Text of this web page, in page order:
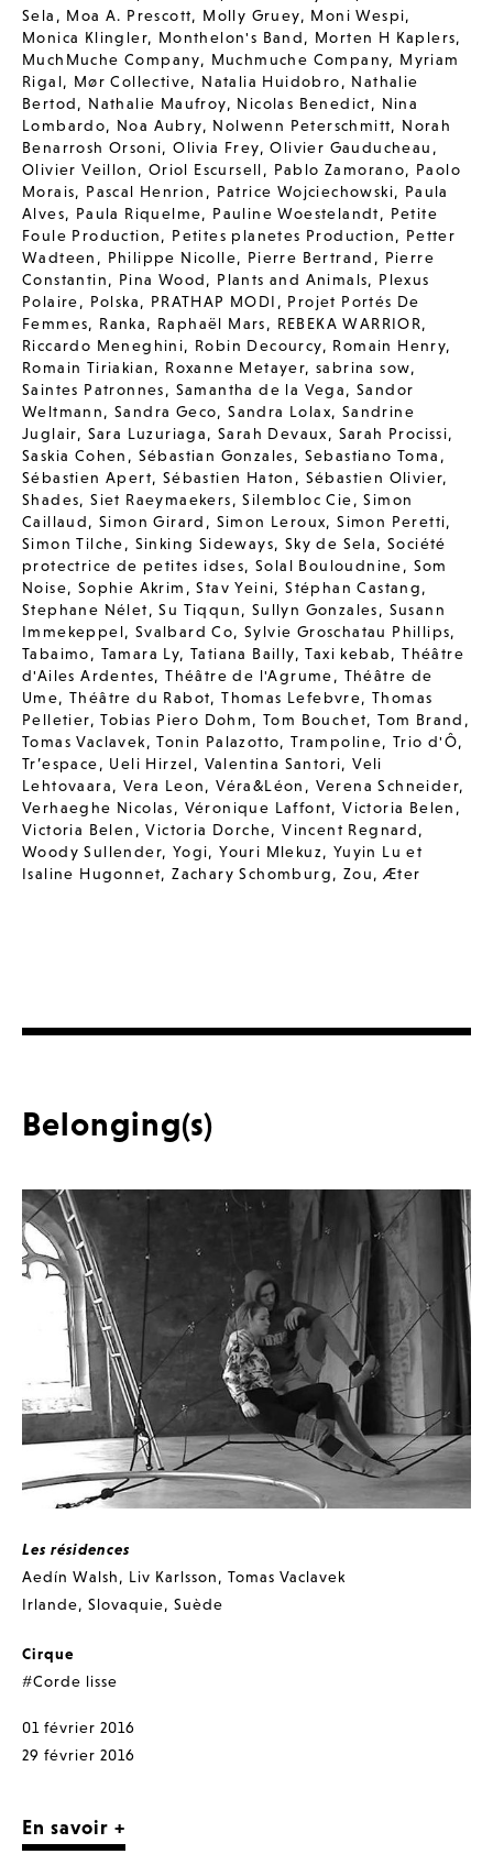
Sela , Moa A. Prescott, Molly Gruey, Moni Wespi,
Monica Klingler, Monthelon's Band, Morten H Kaplers,
MuchMuche Company, Muchmuche Company, Myriam
Rigal, Mør Collective,Natalia Huidobro,Nathalie
Bertod,Nathalie Maufroy,Nicolas Benedict, Nina
Lombardo,Noa Aubry,Nolwenn Peterschmitt,Norah
Benarrosh Orsoni,Olivia Frey,Olivier Gauducheau ,
Olivier Veillon, Oriol Escursell, Pablo Zamorano, Paolo
Morais, Pascal Henrion , Patrice Wojciechowski, Paula
Alves, Paula Riquelme, Pauline Woestelandt, Petite
Foule Production, Petites planetes Production, Petter
Wadteen , Philippe Nicolle, Pierre Bertrand , Pierre
Constantin, Pina Wood, Plants and Animals, Plexus
Polaire, Polska, PRATHAP MODI , Projet Portés De
Femmes, Ranka, Raphaël Mars, REBEKA WARRIOR,
Riccardo Meneghini, Robin Decourcy, Romain Henry,
Romain Tiriakian, Roxanne Metayer,sabrina sow,
Saintes Patronnes, Samantha de la Vega,Sandor
Weltmann,Sandra Geco,Sandra Lolax, Sandrine
Juglair, Sara Luzuriaga,Sarah Devaux, Sarah Procissi,
Saskia Cohen , Sébastian Gonzales, Sebastiano Toma ,
Sébastien Apert, Sébastien Haton , Sébastien Olivier,
Shades,Siet Raeymaekers,Silembloc Cie,Simon
Caillaud,Simon Girard , Simon Leroux,Simon Peretti,
Simon Tilche, Sinking Sideways, Sky de Sela,Société
protectrice de petites idses,Solal Bouloudnine, Som
Noise, Sophie Akrim ,Stav Yeini,Stéphan Castang,
Stephane Nélet,Su Tiqqun, Sullyn Gonzales, Susann
Immekeppel, Svalbard Co,Sylvie Groschatau Phillips,
Tabaimo, Tamara Ly,Tatiana Bailly,Taxi kebab,Théâtre
d'Ailes Ardentes,Théâtre de l'Agrume, Théâtre de
Ume,Théâtre du Rabot,Thomas Lefebvre,Thomas
Pelletier,Tobias Piero Dohm,Tom Bouchet,Tom Brand ,
Tomas Vaclavek,Tonin Palazotto,Trampoline,Trio d'Ô,
Tr’espace, Ueli Hirzel, Valentina Santori,Veli
Lehtovaara, Vera Leon,Véra&Léon , Verena Schneider,
Verhaeghe Nicolas, Véronique Laffont,Victoria Belen ,
Victoria Belen ,Victoria Dorche,Vincent Regnard,
Woody Sullender, Yogi,Youri Mlekuz, Yuyin Lu et
Isaline Hugonnet,Zachary Schomburg, Zou, Æter
Belonging(s)
Les résidences
Aedín Walsh, Liv Karlsson, Tomas Vaclavek
Irlande, Slovaquie, Suède
Cirque
#Corde lisse
01 février 2016
29 février 2016
En savoir +